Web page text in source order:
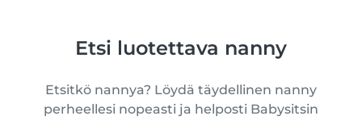
Etsi luotettava nanny
Etsitkö nannya? Löydä täydellinen nanny
perheellesi nopeasti ja helposti Babysitsin